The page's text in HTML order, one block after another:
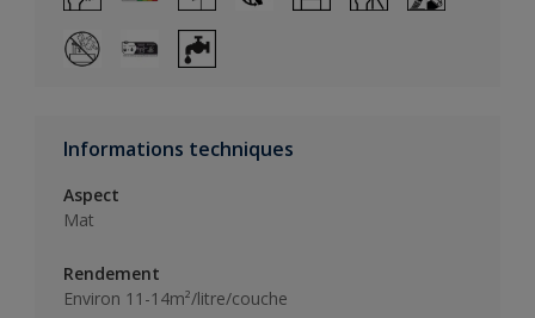
Informations techniques
Aspect
Mat
Rendement
Environ 11-14m²/litre/couche